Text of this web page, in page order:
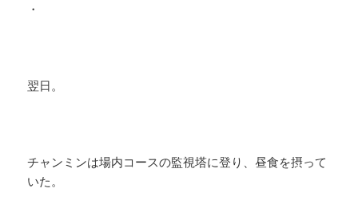
・
翌日。
チャンミンは場内コースの監視塔に登り、昼食を摂って
いた。